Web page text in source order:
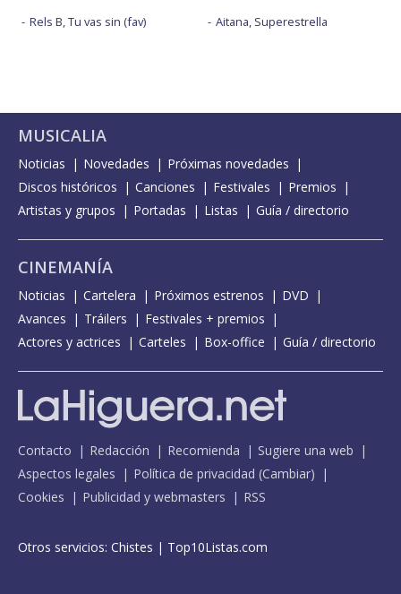
Rels B, Tu vas sin (fav) Aitana, Superestrella
MUSICALIA
Noticias Novedades
Próximas novedades
Discos históricos
Canciones Festivales
Premios
Artistas y grupos
Portadas Listas Guía / directorio
CINEMANÍA
Noticias Cartelera Próximos estrenos
DVD
Avances
Tráilers
Festivales + premios
Actores y actrices
Carteles Box-office Guía / directorio
Contacto Redacción Recomienda
Sugiere una web
Aspectos legales
Política de privacidad (Cambiar)
Cookies
Publicidad y webmasters RSS
Otros servicios: Chistes | Top10Listas.com